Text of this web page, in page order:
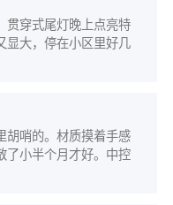
贯穿式尾灯晚上点亮特
显大，停在小区里好几
胡哨的。材质摸着手感
了小半个月才好。中控